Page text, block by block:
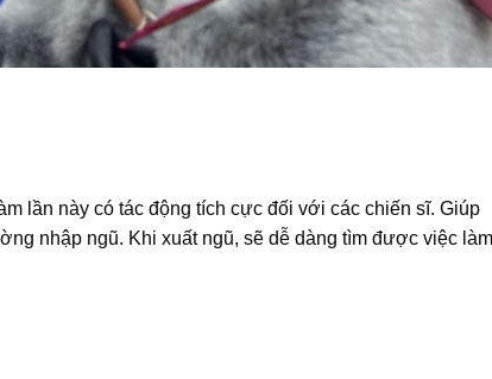
lần này có tác động tích cực đối với các chiến sĩ. Giúp
nhập ngũ. Khi xuất ngũ, sẽ dễ dàng tìm được việc